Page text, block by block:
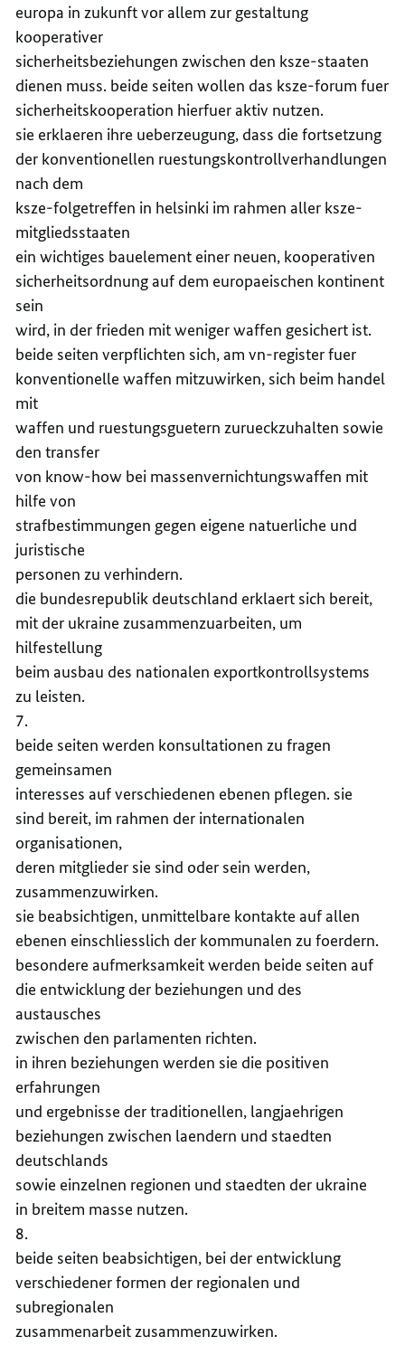
europa in zukunft vor allem zur gestaltung
kooperativer
sicherheitsbeziehungen zwischen den ksze-staaten
dienen muss. beide seiten wollen das ksze-forum fuer
sicherheitskooperation hierfuer aktiv nutzen.
sie erklaeren ihre ueberzeugung, dass die fortsetzung
der konventionellen ruestungskontrollverhandlungen
nach dem
ksze-folgetreffen in helsinki im rahmen aller ksze-
mitgliedsstaaten
ein wichtiges bauelement einer neuen, kooperativen
sicherheitsordnung auf dem europaeischen kontinent
sein
wird, in der frieden mit weniger waffen gesichert ist.
beide seiten verpflichten sich, am vn-register fuer
konventionelle waffen mitzuwirken, sich beim handel
mit
waffen und ruestungsguetern zurueckzuhalten sowie
den transfer
von know-how bei massenvernichtungswaffen mit
hilfe von
strafbestimmungen gegen eigene natuerliche und
juristische
personen zu verhindern.
die bundesrepublik deutschland erklaert sich bereit,
mit der ukraine zusammenzuarbeiten, um
hilfestellung
beim ausbau des nationalen exportkontrollsystems
zu leisten.
7.
beide seiten werden konsultationen zu fragen
gemeinsamen
interesses auf verschiedenen ebenen pflegen. sie
sind bereit, im rahmen der internationalen
organisationen,
deren mitglieder sie sind oder sein werden,
zusammenzuwirken.
sie beabsichtigen, unmittelbare kontakte auf allen
ebenen einschliesslich der kommunalen zu foerdern.
besondere aufmerksamkeit werden beide seiten auf
die entwicklung der beziehungen und des
austausches
zwischen den parlamenten richten.
in ihren beziehungen werden sie die positiven
erfahrungen
und ergebnisse der traditionellen, langjaehrigen
beziehungen zwischen laendern und staedten
deutschlands
sowie einzelnen regionen und staedten der ukraine
in breitem masse nutzen.
8.
beide seiten beabsichtigen, bei der entwicklung
verschiedener formen der regionalen und
subregionalen
zusammenarbeit zusammenzuwirken.